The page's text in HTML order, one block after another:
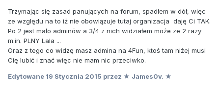
Trzymając się zasad panujących na forum, spadłem w dół, więc
ze względu na to iż nie obowiązuje tutaj organizacja daję Ci TAK.
Po 2 jest mało adminów a 3/4 z nich widziałem może ze 2 razy
m.in. PLNY Lala ...
Oraz z tego co widzę masz admina na 4Fun, ktoś tam niżej musi
Cię lubić i znać więc nie mam nic przeciwko.
Edytowane 19 Stycznia 2015 przez ★ James0v. ★